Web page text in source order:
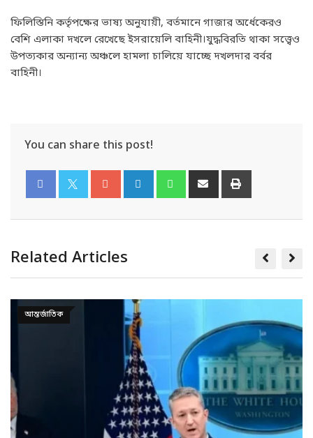
ফিলিস্তিনি কর্তৃপক্ষের ভাষ্য অনুযায়ী, বর্তমানে গাজার অর্ধেকেরও
বেশি এলাকা দখলে রেখেছে ইসরায়েলি বাহিনী।যুদ্ধবিরতি থাকা সত্ত্বেও
উপত্যকার অন্যান্য অঞ্চলে হামলা চালিয়ে যাচ্ছে দখলদার বর্বর
বাহিনী।
You can share this post!
Related Articles
আন্তর্জাতিক